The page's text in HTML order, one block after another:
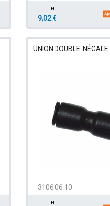
HT
9,02 €
UNION DOUBLE
3106 06 10
HT